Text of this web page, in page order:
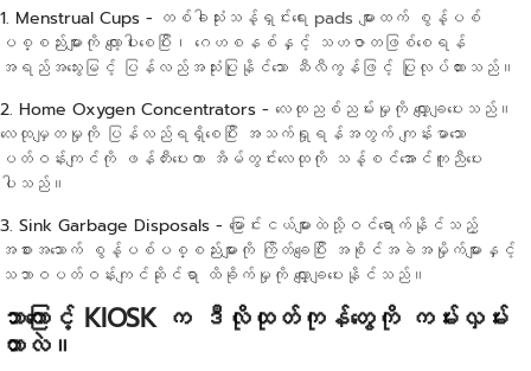
1. Menstrual Cups - တစ်ခါသုံးသန့်ရှင်းရေး pads များထက် စွန့်ပစ်
ပစ္စည်းများကို လျော့ပါးစေပြီး၊ ဂေဟစနစ်နှင့် သဟဇာတဖြစ်စေရန်
အရည်အသွေးမြင့် ပြန်လည်အသုံးပြုနိုင်သော ဆီလီကွန်ဖြင့် ပြုလုပ်ထားသည်။
2. Home Oxygen Concentrators - လေထုညစ်ညမ်းမှုကို လျှော့ချပေးသည်။
လေထုမျှတမှုကို ပြန်လည်ရရှိစေပြီး အသက်ရှုရန်အတွက် ကျန်းမာသော
ပတ်ဝန်းကျင်ကို ဖန်တီးပေးကာ အိမ်တွင်းလေထုကို သန့်စင်အောင်ကူညီပေး
ပါသည်။
3. Sink Garbage Disposals - မြောင်းငယ်များထဲသို့ဝင်ရောက်နိုင်သည့်
အစားအသောက် စွန့်ပစ်ပစ္စည်းများကို ကြိတ်ချေပြီး အစိုင်အခဲအမှိုက်များနှင့်
သဘာဝပတ်ဝန်းကျင်ဆိုင်ရာ ထိခိုက်မှုကို လျှော့ချပေးနိုင်သည်။
ဘာကြောင့် KIOSK က ဒီလိုထုတ်ကုန်တွေကို ကမ်းလှမ်း
တာလဲ။